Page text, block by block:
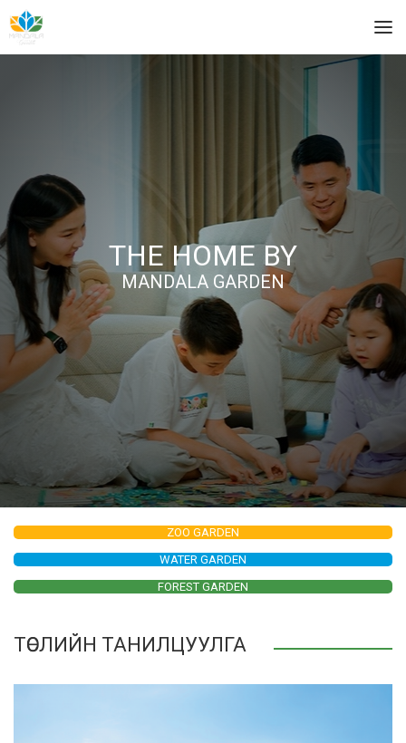
THE HOME BY
MANDALA GARDEN
ZOO GARDEN
WATER GARDEN
FOREST GARDEN
ТӨСЛИЙН ТАНИЛЦУУЛГА